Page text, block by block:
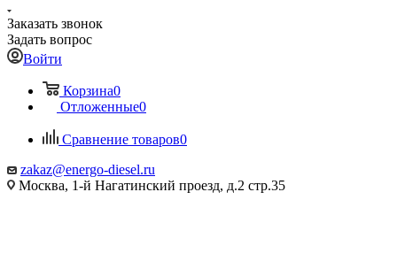
Заказать звонок
Задать вопрос
Войти
Корзина0
Отложенные0
Сравнение товаров0
zakaz@energo-diesel.ru
Москва, 1-й Нагатинский проезд, д.2 стр.35